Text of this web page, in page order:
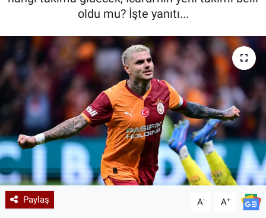
oldu mu? İşte yanıtı...
Paylaş A- A+